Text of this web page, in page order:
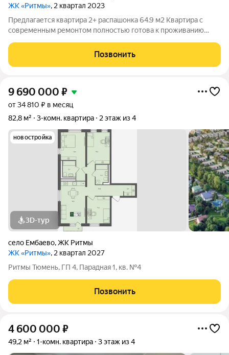
ЖК «Ритмы», 2 квартал 2023
Предлагается квартира 2+ распашонка 64.9 м2 Квартира с
современным ремонтом полностью готова к проживанию
м2Санузел 4,6 м2 коридор 7,6 м2 Своя газовая котельная.
Малоэтажный формат жилья дает
Позвонить
9 690 000 ₽
от 34 810 ₽ в месяц
82,8 м²
3-комн. квартира 2 этаж из 4
новостройка
3D-тур
село Ембаево,ЖК Ритмы
ЖК «Ритмы», 2 квартал 2027
Ритмы Тюмень, ГП 4, Парадная 1, кв. №4
Позвонить
4 600 000 ₽
49,2 м² 1-комн. квартира 3 этаж из 4